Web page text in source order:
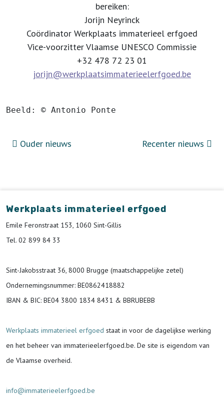
bereiken:
Jorijn Neyrinck
Coördinator Werkplaats immaterieel erfgoed
Vice-voorzitter Vlaamse UNESCO Commissie
+32 478 72 23 01
jorijn@werkplaatsimmaterieelerfgoed.be
Beeld: © Antonio Ponte
Ouder nieuws Recenter nieuws
Werkplaats immaterieel erfgoed
Emile Feronstraat 153, 1060 Sint-Gillis
Tel. 02 899 84 33
Sint-Jakobsstraat 36, 8000 Brugge (maatschappelijke zetel)
Ondernemingsnummer: BE0862418882
IBAN & BIC: BE04 3800 1834 8431 & BBRUBEBB
Werkplaats immaterieel erfgoed staat in voor de dagelijkse werking
en het beheer van immaterieelerfgoed.be. De site is eigendom van
de Vlaamse overheid.
info@immaterieelerfgoed.be